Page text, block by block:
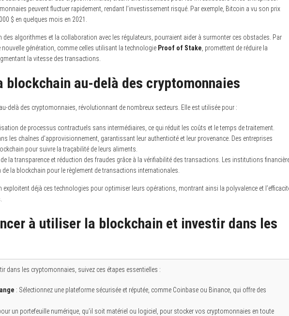
peuvent fluctuer rapidement, rendant l’investissement risqué. Par exemple, Bitcoin a vu son prix
$ en quelques mois en 2021.
des algorithmes et la collaboration avec les régulateurs, pourraient aider à surmonter ces obstacles. Par
nouvelle génération, comme celles utilisant la technologie Proof of Stake , promettent de réduire la
la vitesse des transactions.
au-delà des cryptomonnaies
delà des cryptomonnaies, révolutionnant de nombreux secteurs. Elle est utilisée pour :
de processus contractuels sans intermédiaires, ce qui réduit les coûts et le temps de traitement.
les chaînes d’approvisionnement, garantissant leur authenticité et leur provenance. Des entreprises
pour suivre la traçabilité de leurs aliments.
la transparence et réduction des fraudes grâce à la vérifiabilité des transactions. Les institutions
la blockchain pour le règlement de transactions internationales.
exploitent déjà ces technologies pour optimiser leurs opérations, montrant ainsi la polyvalence et
à utiliser la blockchain et investir dans les
dans les cryptomonnaies, suivez ces étapes essentielles :
: Sélectionnez une plateforme sécurisée et réputée, comme Coinbase ou Binance, qui offre des
un portefeuille numérique, qu’il soit matériel ou logiciel, pour stocker vos cryptomonnaies en toute